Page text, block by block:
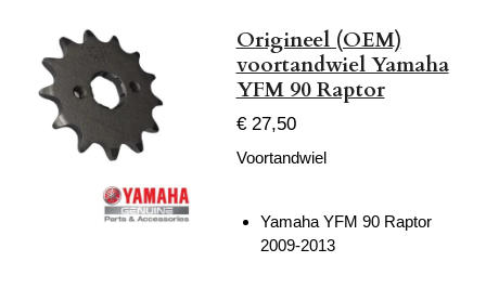
Origineel (OEM)
voortandwiel Yamaha
YFM 90 Raptor
€ 27,50
Voortandwiel
Yamaha YFM 90 Raptor
2009-2013